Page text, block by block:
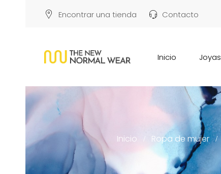
Encontrar una tienda Contacto
Inicio Joyas
Inicio Ropa de mujer